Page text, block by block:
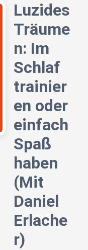
Luzides
Träume
n: Im
Schlaf
trainier
en oder
einfach
Spaß
haben
(Mit
Daniel
Erlache
r)